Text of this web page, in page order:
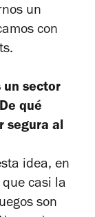
un
con
un sector
qué
segura al
idea, en
casi la
son